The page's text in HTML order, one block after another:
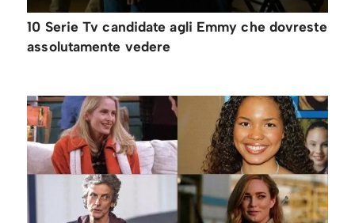
10 Serie Tv candidate agli Emmy che dovreste
assolutamente vedere